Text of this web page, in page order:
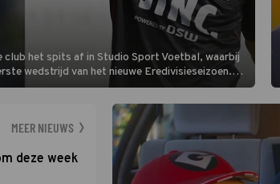
het spits af in Studio Sport Voetbal, waarbij
wedstrijd van het nieuwe Eredivisieseizoen.
hij wil aanvallend voetballen.
MEER NIEUWS
deze week